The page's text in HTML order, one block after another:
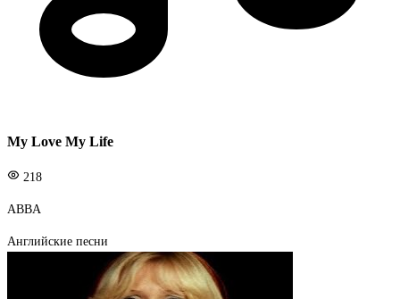
My Love My Life
218
ABBA
Английские песни